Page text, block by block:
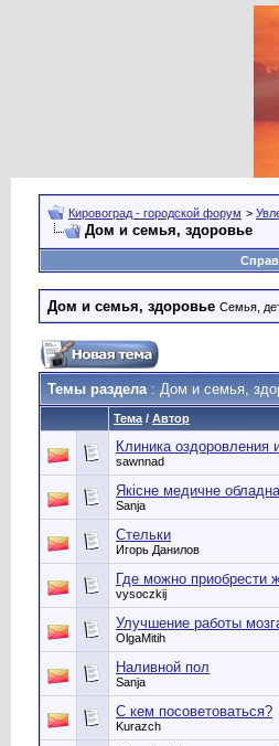
Кировоград - городской форум >
Дом и семья, здоровье
Дом и семья, здоровье Семья,
Темы раздела: Дом и семья,
Тема / Автор
Клиника оздоровления
sawnnad
Якісне медичне
Sanja
Стельки
Игорь Данилов
Где можно приобрести
vysoczkij
Улучшение работы
OlgaMitih
Наливной пол
Sanja
С кем посоветоваться?
Kurazch